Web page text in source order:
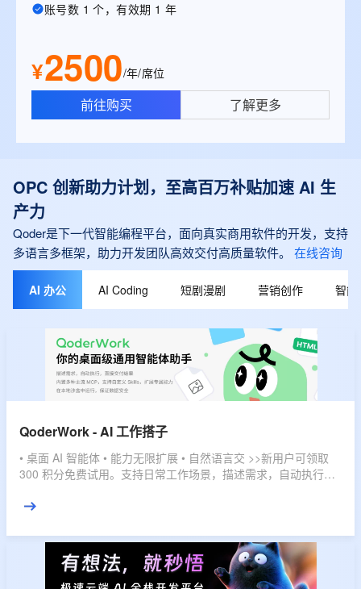
账号数 1 个，有效期 1 年
¥2500/年/席位
前往购买 了解更多
OPC 创新助力计划，至高百万补贴加速 AI 生
产力
Qoder是下一代智能编程平台，面向真实商用软件的开发，支持
多语言多框架，助力开发团队高效交付高质量软件。
在线咨询
AI 办公 AI Coding 短剧漫剧 营销创作 智能
QoderWork - AI 工作搭子
• 桌面 AI 智能体 • 能力无限扩展 • 自然语言交 >>新用户可领取
300 积分免费试用。支持日常工作场景，描述需求，自动执行，